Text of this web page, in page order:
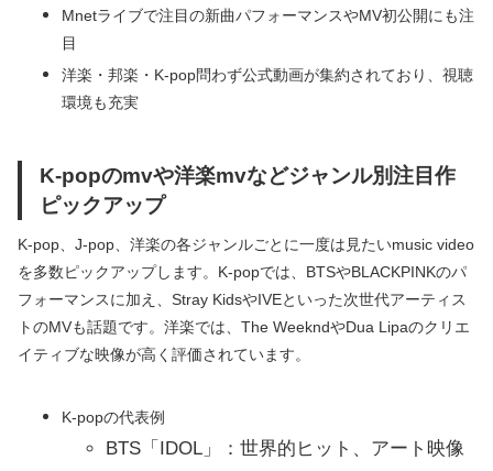
Mnetライブで注目の新曲パフォーマンスやMV初公開にも注
目
洋楽・邦楽・K-pop問わず公式動画が集約されており、視聴
環境も充実
K-popのmvや洋楽mvなどジャンル別注目作
ピックアップ
K-pop、J-pop、洋楽の各ジャンルごとに一度は見たいmusic video
を多数ピックアップします。K-popでは、BTSやBLACKPINKのパ
フォーマンスに加え、Stray KidsやIVEといった次世代アーティス
トのMVも話題です。洋楽では、The WeekndやDua Lipaのクリエ
イティブな映像が高く評価されています。
K-popの代表例
BTS「IDOL」：世界的ヒット、アート映像